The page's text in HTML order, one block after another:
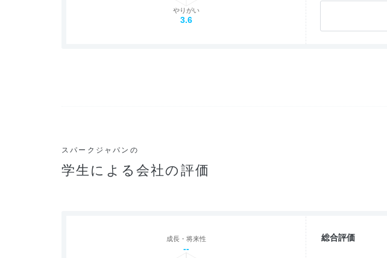
やりがい
3.6
社員・管理職
スパークジャパンの
学生による会社の評価
成長・将来性
--
総合評価